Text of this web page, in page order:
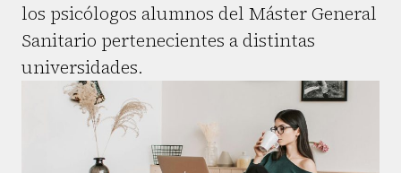
los psicólogos alumnos del Máster General
Sanitario pertenecientes a distintas
universidades.